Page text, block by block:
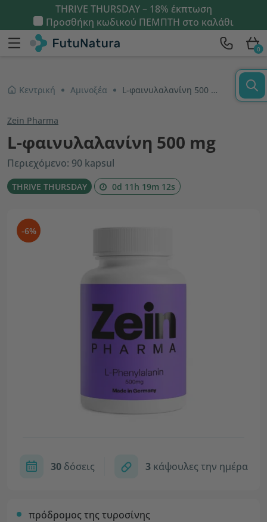
THRIVE THURSDAY – 18% έκπτωση
Προσθήκη κωδικού ΠΕΜΠΤΗ στο καλάθι
0
Κεντρική Αμινοξέα L-φαινυλαλανίνη 500 mg
Zein Pharma
L-φαινυλαλανίνη 500 mg
Περιεχόμενο: 90 kapsul
THRIVE THURSDAY 0d 11h 19m 12s
-6%
30δόσεις 3κάψουλες την ημέρα
πρόδρομος της τυροσίνης